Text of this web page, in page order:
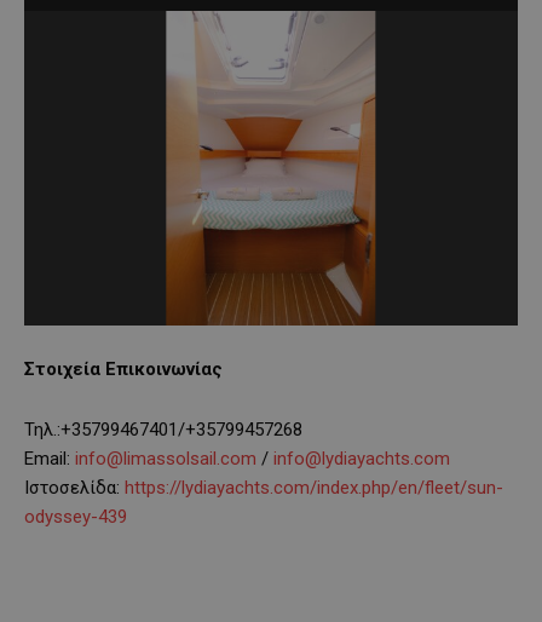
Στοιχεία Επικοινωνίας
Τηλ.:+35799467401/+35799457268
Email: info@limassolsail.com / info@lydiayachts.com
Ιστοσελίδα: https://lydiayachts.com/index.php/en/fleet/sun-
odyssey-439